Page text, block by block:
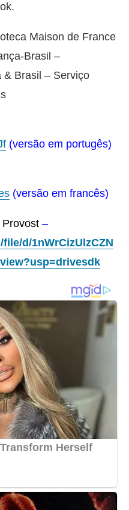
Maison de France
Brasil –
& Brasil – Serviço
(versão em portugês)
(versão em francês)
–
d/1nWrCizUlzCZN